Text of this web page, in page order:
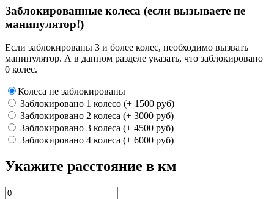
Заблокированные колеса (если вызываете не
манипулятор!)
Если заблокированы 3 и более колес, необходимо вызвать
манипулятор. А в данном разделе указать, что заблокировано
0 колес.
Колеса не заблокированы
Заблокировано 1 колесо (+ 1500 руб)
Заблокировано 2 колеса (+ 3000 руб)
Заблокировано 3 колеса (+ 4500 руб)
Заблокировано 4 колеса (+ 6000 руб)
Укажите расстояние в км